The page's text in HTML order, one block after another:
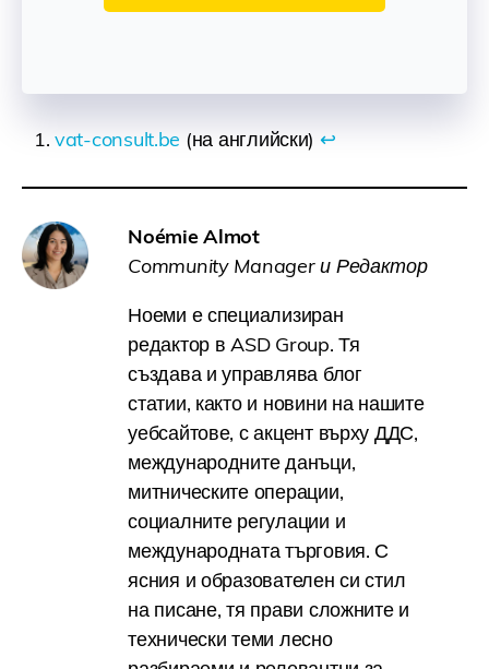
vat-consult.be (на английски) ↩︎
Noémie Almot
Community Manager и Редактор
Ноеми е специализиран
редактор в ASD Group. Тя
създава и управлява блог
статии, както и новини на нашите
уебсайтове, с акцент върху ДДС,
международните данъци,
митническите операции,
социалните регулации и
международната търговия. С
ясния и образователен си стил
на писане, тя прави сложните и
технически теми лесно